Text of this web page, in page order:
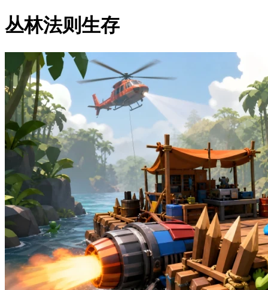
丛林法则生存